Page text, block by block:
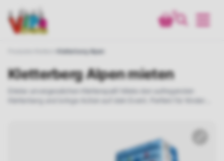
0
Kletterberg Alpen
Kletterberg Alpen mieten
Erlebe unvergesslichen Kletterspaß! Miete den aufregenden